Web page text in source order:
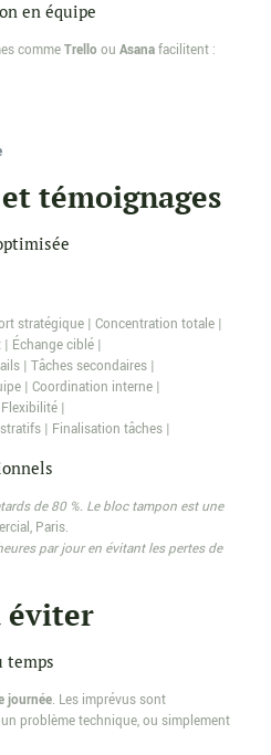
en équipe
commeTrello ou Asanafacilitent :
témoignages
stratégique | Concentration totale |
Échange ciblé |
| Tâches secondaires |
| Coordination interne |
|
| Finalisation tâches |
de 80 %. Le bloc tampon est une
Paris.
par jour en évitant les pertes de
éviter
temps
journée. Les imprévus sont
problème technique, ou simplement